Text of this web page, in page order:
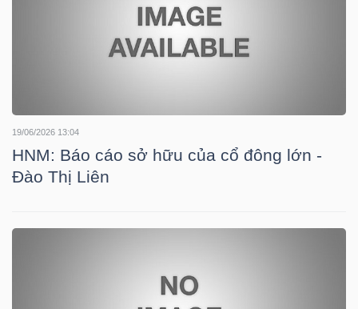
19/06/2026 13:04
HNM: Báo cáo sở hữu của cổ đông lớn -
Đào Thị Liên
CÔNG
NGHỆ
THÔNG